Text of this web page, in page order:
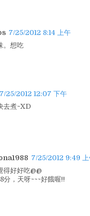
7/25/2012 8:14 上午
。想吃
7/25/2012 12:07 下午
去煮~XD
7/25/2012 9:49 上
得好好吃@@
分，天呀~~~好餓喔!!